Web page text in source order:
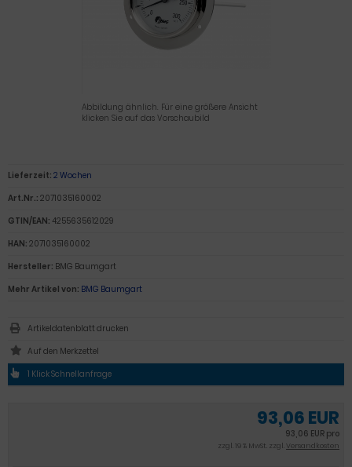
Abbildung ähnlich. Für eine größere Ansicht
klicken Sie auf das Vorschaubild
93,06 EUR
93,06 EUR pro
zzgl. 19 % MwSt. zzgl.Versandkosten
Lieferzeit: 2 Wochen
Art.Nr.: 2071035160002
GTIN/EAN: 4255635612029
HAN: 2071035160002
Hersteller: BMG Baumgart
Mehr Artikel von: BMG Baumgart
Artikeldatenblatt drucken
1 Klick Schnellanfrage